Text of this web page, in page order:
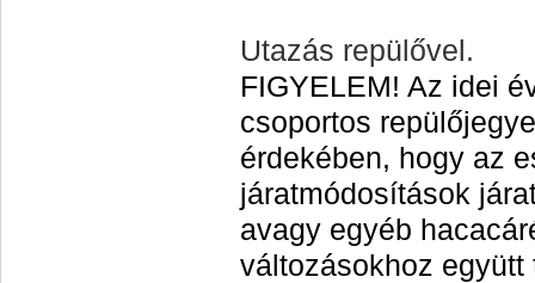
Utazás repülővel.
FIGYELEM! Az idei
csoportos
érdekében, hogy az
járatmódosítások
avagy egyéb
változásokhoz